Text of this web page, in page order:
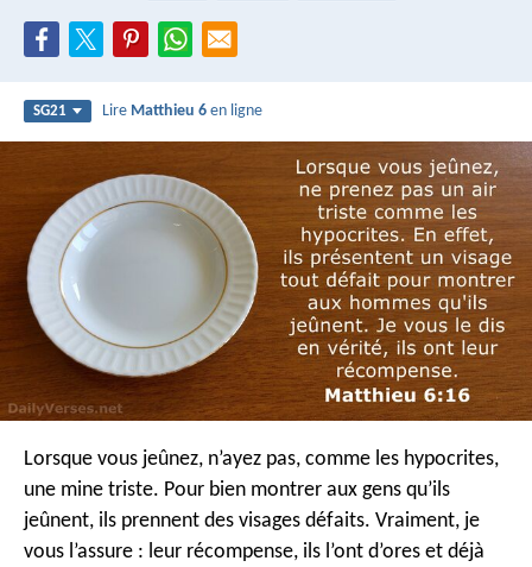
SG21 Lire Matthieu 6 en ligne
Lorsque vous jeûnez, n’ayez pas, comme les hypocrites,
une mine triste. Pour bien montrer aux gens qu’ils
jeûnent, ils prennent des visages défaits. Vraiment, je
vous l’assure : leur récompense, ils l’ont d’ores et déjà